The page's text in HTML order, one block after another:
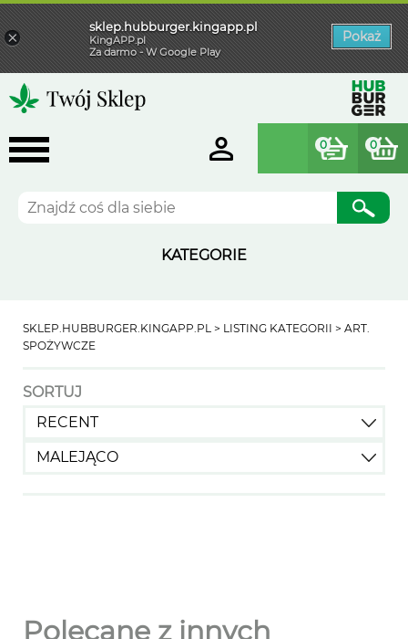
0 0
Szukaj
KATEGORIE
SKLEP.HUBBURGER.KINGAPP.PL LISTING KATEGORII
ART.
SPOŻYWCZE
SORTUJ
RECENT
MALEJĄCO
Polecane z innych
×
sklep.hubburger.kingapp.pl
KingAPP.pl
Za darmo - W Google Play
Pokaż